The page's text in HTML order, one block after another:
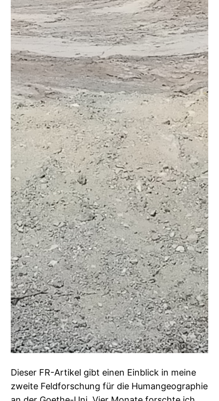
Dieser FR-Artikel gibt einen Einblick in meine
zweite Feldforschung für die Humangeographie